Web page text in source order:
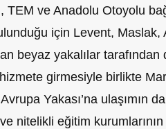
ve Anadolu Otoyolu
için Levent, Maslak,
beyaz yakalılar tarafından
girmesiyle birlikte
Avrupa Yakası’na ulaşımın
nitelikli eğitim